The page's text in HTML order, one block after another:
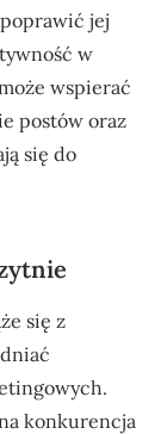
jej
w
wspierać
postów oraz
się do
się z
konkurencja